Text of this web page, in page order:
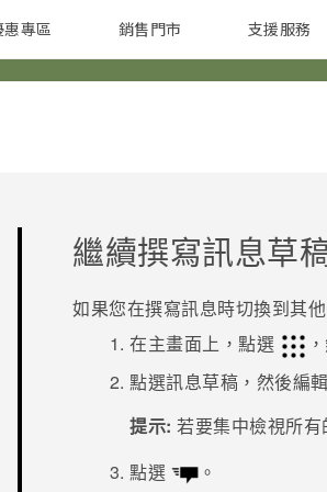
智慧型手機 配件
惠專區
點訊息 校園專案 企業採購
銷售門市
銷售通路 支援服務
繼續撰寫訊息草
如果您在撰寫訊息時切換到其
在主畫面上，點選
點選訊息草稿，然後編
提示: 若要集中檢視所
點選
。